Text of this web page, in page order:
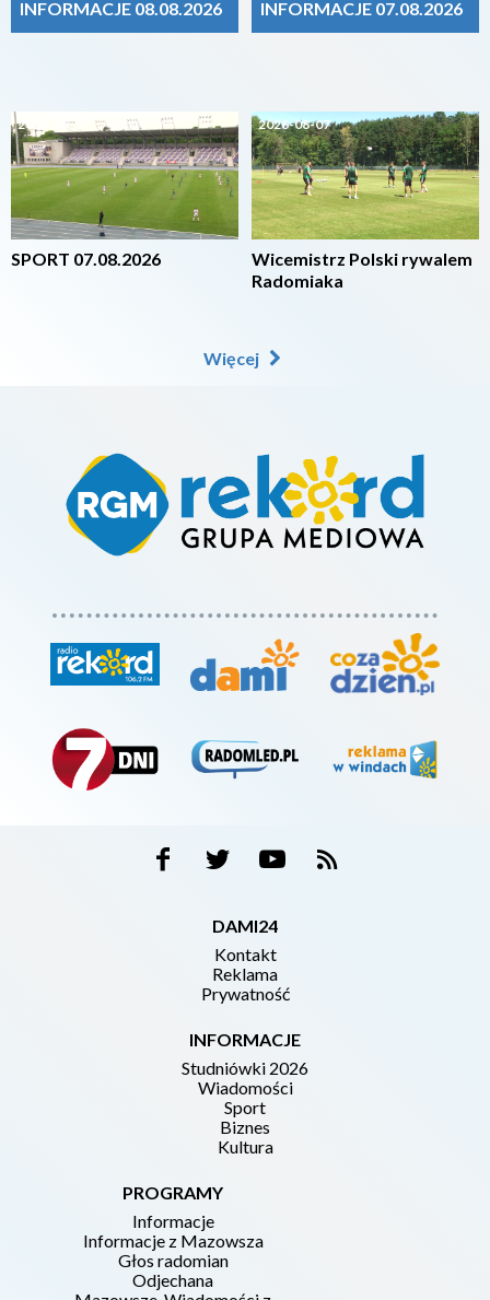
INFORMACJE 08.08.2026
2026-08-07
SPORT 07.08.2026
INFORMACJE 07.08.2026
2026-08-07
Wicemistrz Polski rywalem
Radomiaka
Więcej
DAMI24
Kontakt
Reklama
Prywatność
INFORMACJE
Studniówki 2026
Wiadomości
Sport
Biznes
Kultura
PROGRAMY
Informacje
Informacje z Mazowsza
Głos radomian
Odjechana